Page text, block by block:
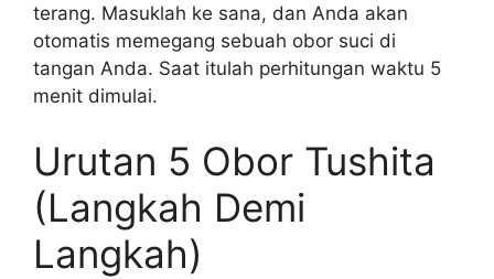
terang. Masuklah ke sana, dan Anda akan
otomatis memegang sebuah obor suci di
tangan Anda. Saat itulah perhitungan waktu 5
menit dimulai.
Urutan 5 Obor Tushita
(Langkah Demi
Langkah)